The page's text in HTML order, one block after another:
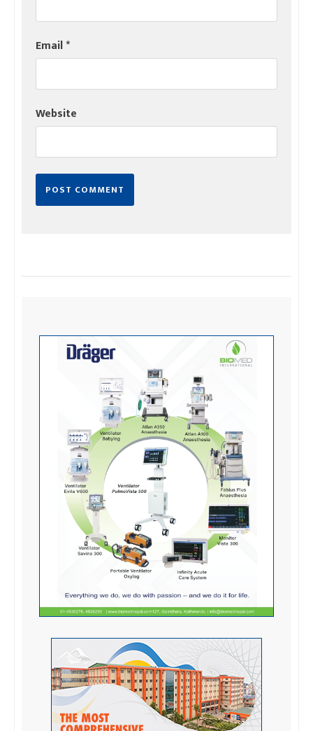
Email*
Website